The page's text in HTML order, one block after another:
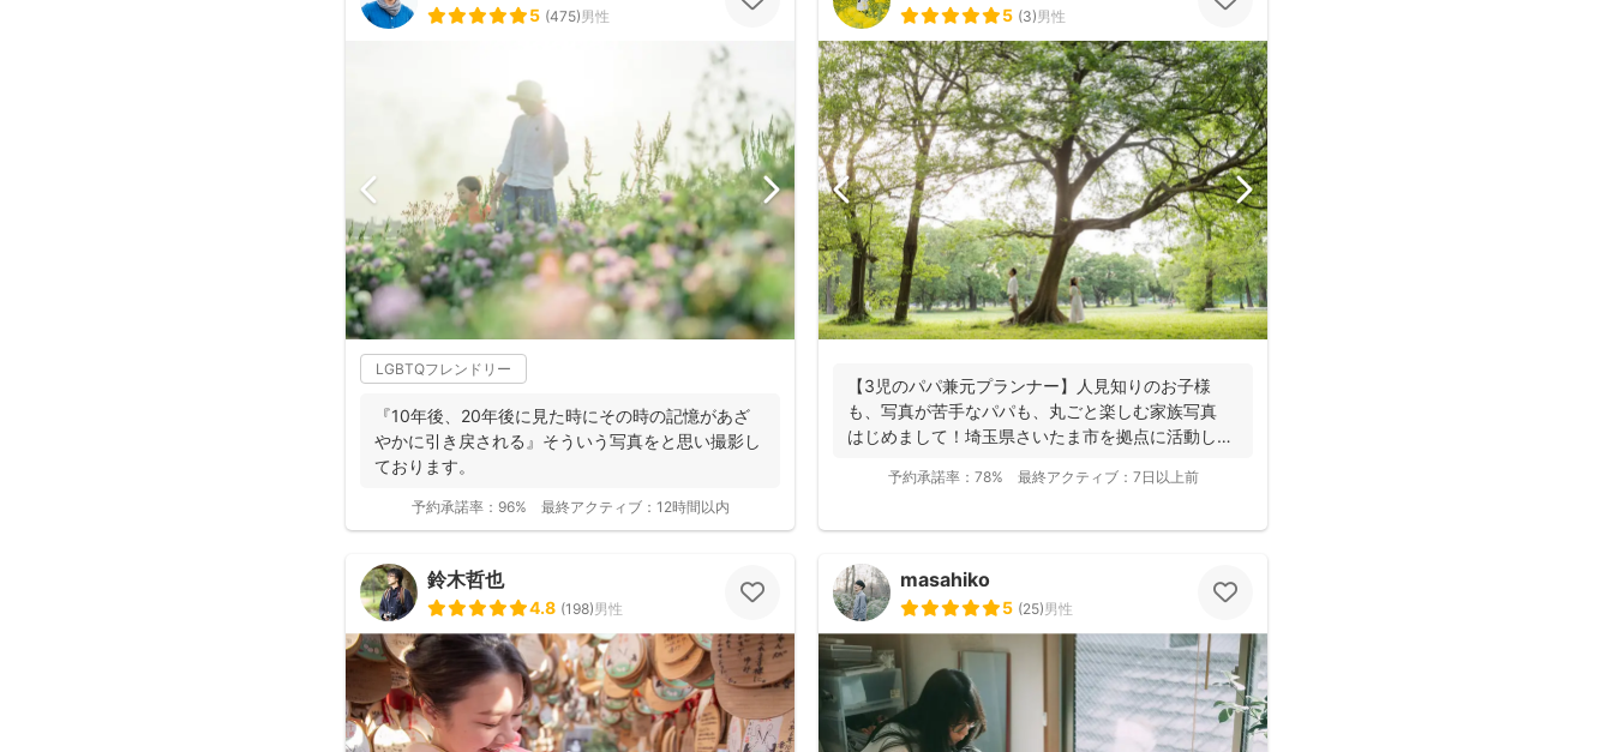
5 (475)男性
LGBTQフレンドリー
『10年後、20年後に見た時にその時の記憶があざ
やかに引き戻される』そういう写真をと思い撮影し
ております。
予約承諾率： 96% 最終アクティブ： 12時間以内
5 (3)男性
【3児のパパ兼元プランナー】人見知りのお子様
も、写真が苦手なパパも、丸ごと楽しむ家族写真
はじめまして！埼玉県さいたま市を拠点に活動して
予約承諾率： 78% 最終アクティブ： 7日以上前
鈴木哲也
4.8 (198)男性
masahiko
5 (25)男性